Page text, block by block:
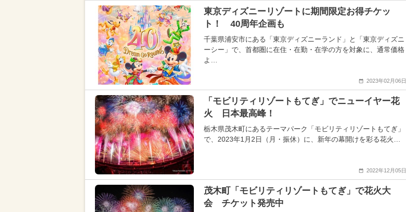
東京ディズニーリゾートに期間限定お得チケッ
ト！ 40周年企画も
千葉県浦安市にある「東京ディズニーランド」と「東京ディズニ
ーシー」で、首都圏に在住・在勤・在学の方を対象に、通常価格
よ…
2023年02月06日
「モビリティリゾートもてぎ」でニューイヤー花
火 日本最高峰！
栃木県茂木町にあるテーマパーク「モビリティリゾートもてぎ」
で、2023年1月2日（月・振休）に、新年の幕開けを彩る花火…
2022年12月05日
茂木町「モビリティリゾートもてぎ」で花火大
会 チケット発売中